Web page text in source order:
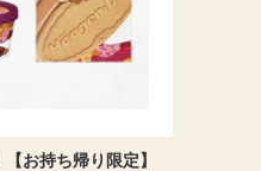
お持ち帰り限定】